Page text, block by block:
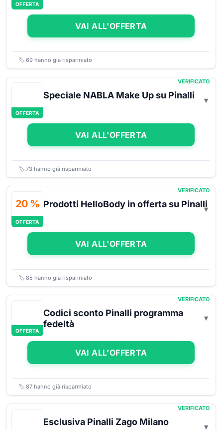
OFFERTA
VAI ALL'OFFERTA
🏷️ 69 hanno già risparmiato
OFFERTA
VERIFICATO
Speciale NABLA Make Up su Pinalli
VAI ALL'OFFERTA
🏷️ 73 hanno già risparmiato
20 %
OFFERTA
VERIFICATO
Prodotti HelloBody in offerta su Pinalli
VAI ALL'OFFERTA
🏷️ 85 hanno già risparmiato
OFFERTA
VERIFICATO
Codici sconto Pinalli programma
fedeltà
VAI ALL'OFFERTA
🏷️ 87 hanno già risparmiato
VERIFICATO
Esclusiva Pinalli Zago Milano